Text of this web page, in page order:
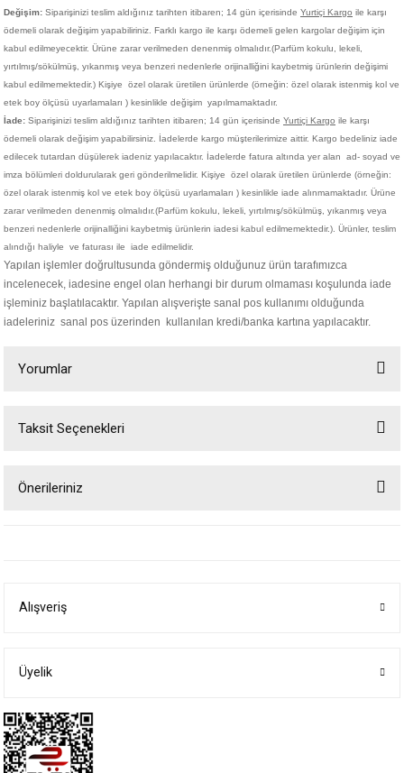
Değişim: Siparişinizi teslim aldığınız tarihten itibaren; 14 gün içerisinde Yurtiçi Kargo ile karşı
ödemeli olarak değişim yapabiliriniz. Farklı kargo ile karşı ödemeli gelen kargolar değişim için
kabul edilmeyecektir. Ürüne zarar verilmeden denenmiş olmalıdır.(Parfüm kokulu, lekeli,
yırtılmış/sökülmüş, yıkanmış veya benzeri nedenlerle orijinalliğini kaybetmiş ürünlerin değişimi
kabul edilmemektedir.) Kişiye
özel olarak üretilen ürünlerde (örneğin: özel olarak istenmiş kol ve
etek boy ölçüsü uyarlamaları ) kesinlikle değişim yapılmamaktadır.
İade: Siparişinizi teslim aldığınız tarihten itibaren; 14 gün içerisinde Yurtiçi Kargo ile karşı
ödemeli olarak değişim yapabilirsiniz. İadelerde kargo müşterilerimize aittir. Kargo bedeliniz iade
edilecek tutardan düşülerek iadeniz yapılacaktır. İadelerde fatura altında yer alan ad- soyad ve
imza bölümleri doldurularak geri gönderilmelidir. Kişiye
özel olarak üretilen ürünlerde (örneğin:
özel olarak istenmiş kol ve etek boy ölçüsü uyarlamaları ) kesinlikle iade alınmamaktadır. Ürüne
zarar verilmeden denenmiş olmalıdır.(Parfüm kokulu, lekeli, yırtılmış/sökülmüş, yıkanmış veya
benzeri nedenlerle orijinalliğini kaybetmiş ürünlerin iadesi kabul edilmemektedir.). Ürünler, teslim
alındığı haliyle ve faturası ile iade edilmelidir.
Yapılan işlemler doğrultusunda göndermiş olduğunuz ürün tarafımızca
incelenecek, iadesine engel olan herhangi bir durum olmaması koşulunda iade
işleminiz başlatılacaktır. Yapılan alışverişte sanal pos kullanımı olduğunda
iadeleriniz sanal pos üzerinden kullanılan kredi/banka kartına yapılacaktır.
Yorumlar
Taksit Seçenekleri
Önerileriniz
Ürün bilgilerinde hatalar bulunuyor.
Bu ürüne benzer farklı alternatifler olmalı.
Alışveriş
Üyelik